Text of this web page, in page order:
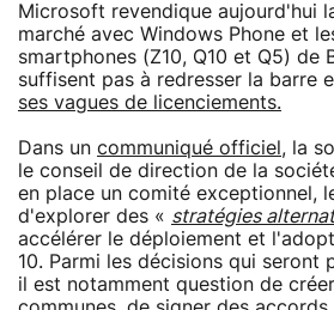
Microsoft revendique aujourd'hui
marché avec Windows Phone et
smartphones (Z10, Q10 et Q5) de
suffisent pas à redresser la barre
ses vagues de licenciements.
Dans un communiqué officiel , la
le conseil de direction de la
en place un comité exceptionnel,
d'explorer des « stratégies
accélérer le déploiement et
10. Parmi les décisions qui seront
il est notamment question de